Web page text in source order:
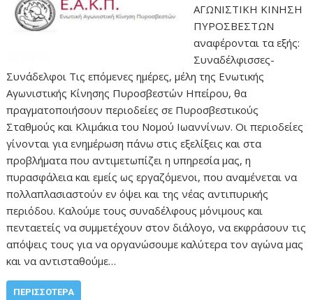
ΑΓΩΝΙΣΤΙΚΗ ΚΙΝΗΣΗ
ΠΥΡΟΣΒΕΣΤΩΝ
αναφέρονται τα εξής:
Συναδέλφισσες-
Συνάδελφοι Τις επόμενες ημέρες, μέλη της Ενωτικής
Αγωνιστικής Κίνησης Πυροσβεστών Ηπείρου, θα
πραγματοποιήσουν περιοδείες σε Πυροσβεστικούς
Σταθμούς και Κλιμάκια του Νομού Ιωαννίνων. Οι περιοδείες
γίνονται για ενημέρωση πάνω στις εξελίξεις και στα
προβλήματα που αντιμετωπίζει η υπηρεσία μας, η
πυρασφάλεια και εμείς ως εργαζόμενοι, που αναμένεται να
πολλαπλασιαστούν εν όψει και της νέας αντιπυρικής
περιόδου. Καλούμε τους συναδέλφους μόνιμους και
πενταετείς να συμμετέχουν στον διάλογο, να εκφράσουν τις
απόψεις τους για να οργανώσουμε καλύτερα τον αγώνα μας
και να αντισταθούμε…
ΠΕΡΙΣΣΌΤΕΡΑ